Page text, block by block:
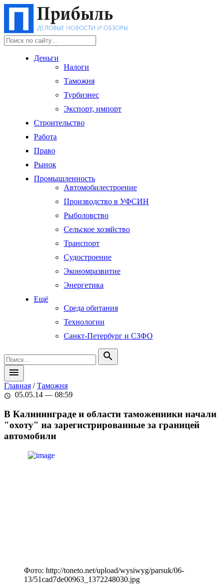
Деньги
Налоги
Таможня
Турбизнес
Экспорт, импорт
Строительство
Работа
Право
Рынок
Промышленность
Автомобилестроение
Производство в УФСИН
Рыболовство
Сельское хозяйство
Транспорт
Судостроение
Экономразвитие
Энергетика
Ещё
Среда обитания
Технологии
Санкт-Петербург и СЗФО
search
menu
Главная /Таможня
schedule 05.05.14 — 08:59
В Калининграде и области таможенники начали
"охоту" на зарегистрированные за границей
автомобили
Фото: http://toneto.net/upload/wysiwyg/parsuk/06-
13/51cad7de00963_1372248030.jpg